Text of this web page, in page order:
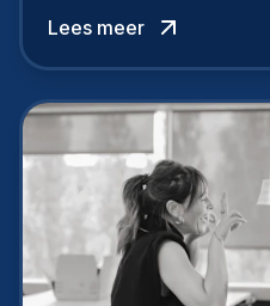
niet van vandaag op
aan, starten met
Lees meer